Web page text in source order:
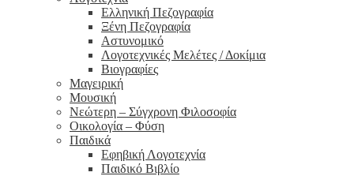
Ελληνική Πεζογραφία
Ξένη Πεζογραφία
Αστυνομικό
Λογοτεχνικές Μελέτες / Δοκίμια
Βιογραφίες
Μαγειρική
Μουσική
Νεώτερη – Σύγχρονη Φιλοσοφία
Οικολογία – Φύση
Παιδικά
Εφηβική Λογοτεχνία
Παιδικό Βιβλίο